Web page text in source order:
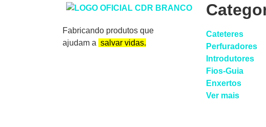
Fabricando produtos que
ajudam a salvar vidas.
Cateteres
Perfuradores
Introdutores
Fios-Guia
Enxertos
Ver mais